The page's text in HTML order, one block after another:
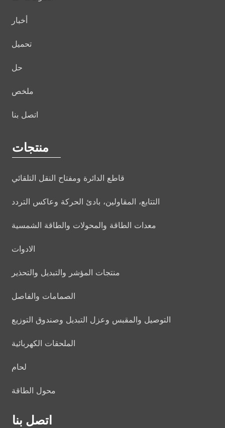
أخبار
تحميل
حل
ملخص
اتصل بنا
منتجات
قاطع الدائرة ومفتاح النقل التلقائي
التتابع، المقاولين، بادئ الحركة وعاكس التردد
معدات الطاقة والمحولات والطاقة الشمسية
الادوات
منتجات المؤشر والتبديل والتحذير
الصمامات والفاصل
التوصيل والمقبس وعزل التبديل وصندوق التوزيع
الملحقات الكهربائية
لحام
محول الطاقة
اتصل بنا